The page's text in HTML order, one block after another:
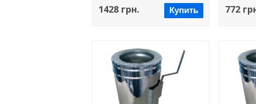
Пеллеты Уголь Дрова Брикеты
1428 грн. Купить Пеллеты
772